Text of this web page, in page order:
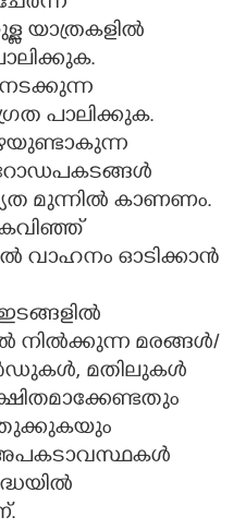
യാത്രകളിൽ
പാലിക്കുക.
മുന്നിൽ കാണണം.
വാഹനം ഓടിക്കാൻ
നിൽക്കുന്ന മരങ്ങൾ/
മതിലുകൾ